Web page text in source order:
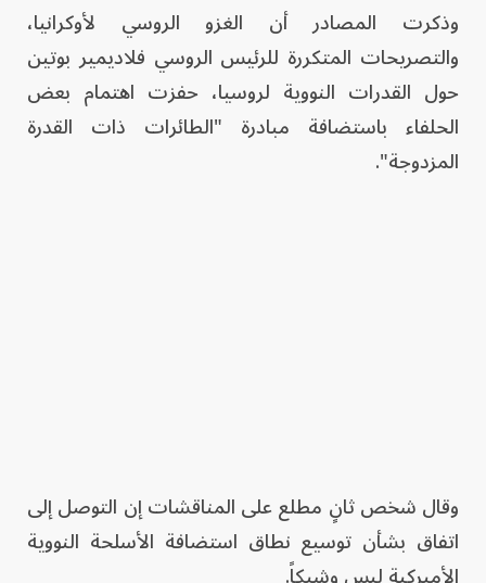
وذكرت المصادر أن الغزو الروسي لأوكرانيا،
والتصريحات المتكررة للرئيس الروسي فلاديمير بوتين
حول القدرات النووية لروسيا، حفزت اهتمام بعض
الحلفاء باستضافة مبادرة "الطائرات ذات القدرة
المزدوجة".
وقال شخص ثانٍ مطلع على المناقشات إن التوصل إلى
اتفاق بشأن توسيع نطاق استضافة الأسلحة النووية